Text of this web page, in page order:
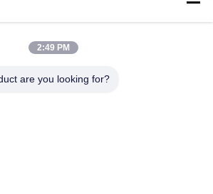
van de Schijf Onverwachte Actie,
controleschakelaar H31 250V 10
KSD301 Bimetaalthermostaatac
2:49 PM
are you looking for?